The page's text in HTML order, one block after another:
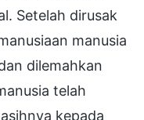
Setelah dirusak
manusia
dilemahkan
telah
kepada